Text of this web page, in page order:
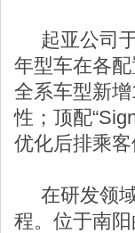
起亚公司于
年型车在各
全系车型新
性；顶配
优化后排乘客
在研发领域
程。位于南